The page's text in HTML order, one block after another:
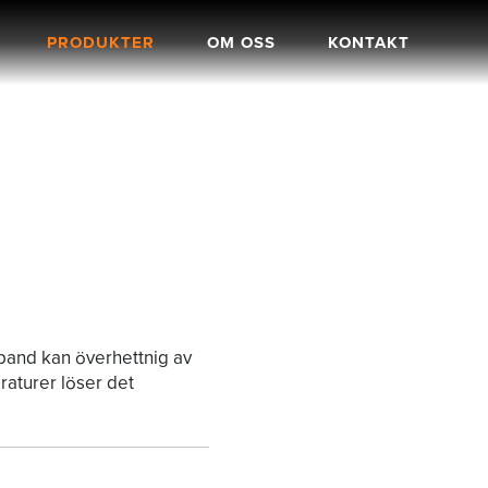
PRODUKTER OM OSS KONTAKT
kan överhettnig av
löser det